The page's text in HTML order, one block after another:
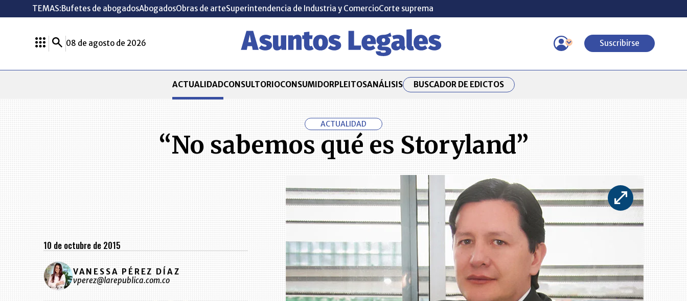
TEMAS:Bufetes de abogadosAbogadosObras de arteSuperintendencia de Industria y ComercioCorte suprema
08 de agosto de 2026 Suscribirse
ACTUALIDADCONSULTORIOCONSUMIDORPLEITOSANÁLISIS BUSCADOR DE EDICTOS
ACTUALIDAD
“No sabemos qué es Storyland”
10 de octubre de 2015
VANESSA PÉREZ DÍAZ
vperez@larepublica.com.co